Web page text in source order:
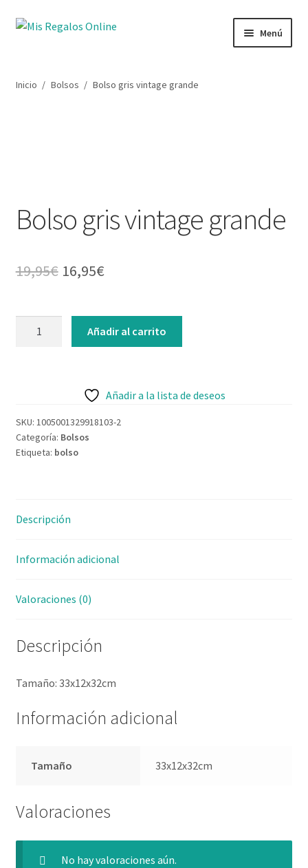
Menú
Novedades
Contacto
Inicio / Bolsos / Bolso gris vintage grande
Bolso gris vintage grande
19,95€ 16,95€
Añadir al carrito
Añadir a la lista de deseos
SKU: 1005001329918103-2
Categoría: Bolsos
Etiqueta: bolso
Descripción
Información adicional
Valoraciones (0)
Descripción
Tamaño: 33x12x32cm
Información adicional
Tamaño 33x12x32cm
Valoraciones
No hay valoraciones aún.